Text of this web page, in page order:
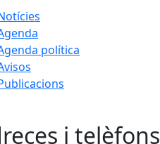
política
i telèfons